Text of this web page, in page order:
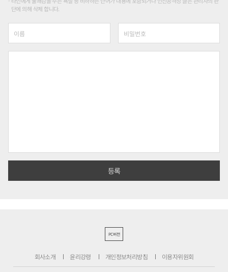
단에 의해 삭제 합니다.
PC버전
회사소개 윤리강령 개인정보처리방침 이용자위원회